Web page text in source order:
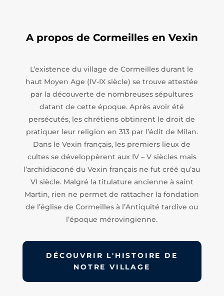
A propos de Cormeilles en Vexin
L’existence du village de Cormeilles durant le
haut Moyen Age (IV-IX siècle) se trouve attestée
par la découverte de nombreuses sépultures
datant de cette époque. Après avoir été
persécutés, les chrétiens obtinrent le droit de
pratiquer leur religion en 313 par l’édit de Milan.
Dans le Vexin français, les premiers lieux de
cultes se développèrent aux IV – V siècles mais
l’archidiaconé du Vexin français ne fut créé qu’au
VI siècle. Malgré la titulature ancienne à saint
Martin, rien ne permet de rattacher la fondation
de l’église de Cormeilles à l’Antiquité tardive ou
l’époque mérovingienne.
DÉCOUVRIR L'HISTOIRE DE
NOTRE VILLAGE